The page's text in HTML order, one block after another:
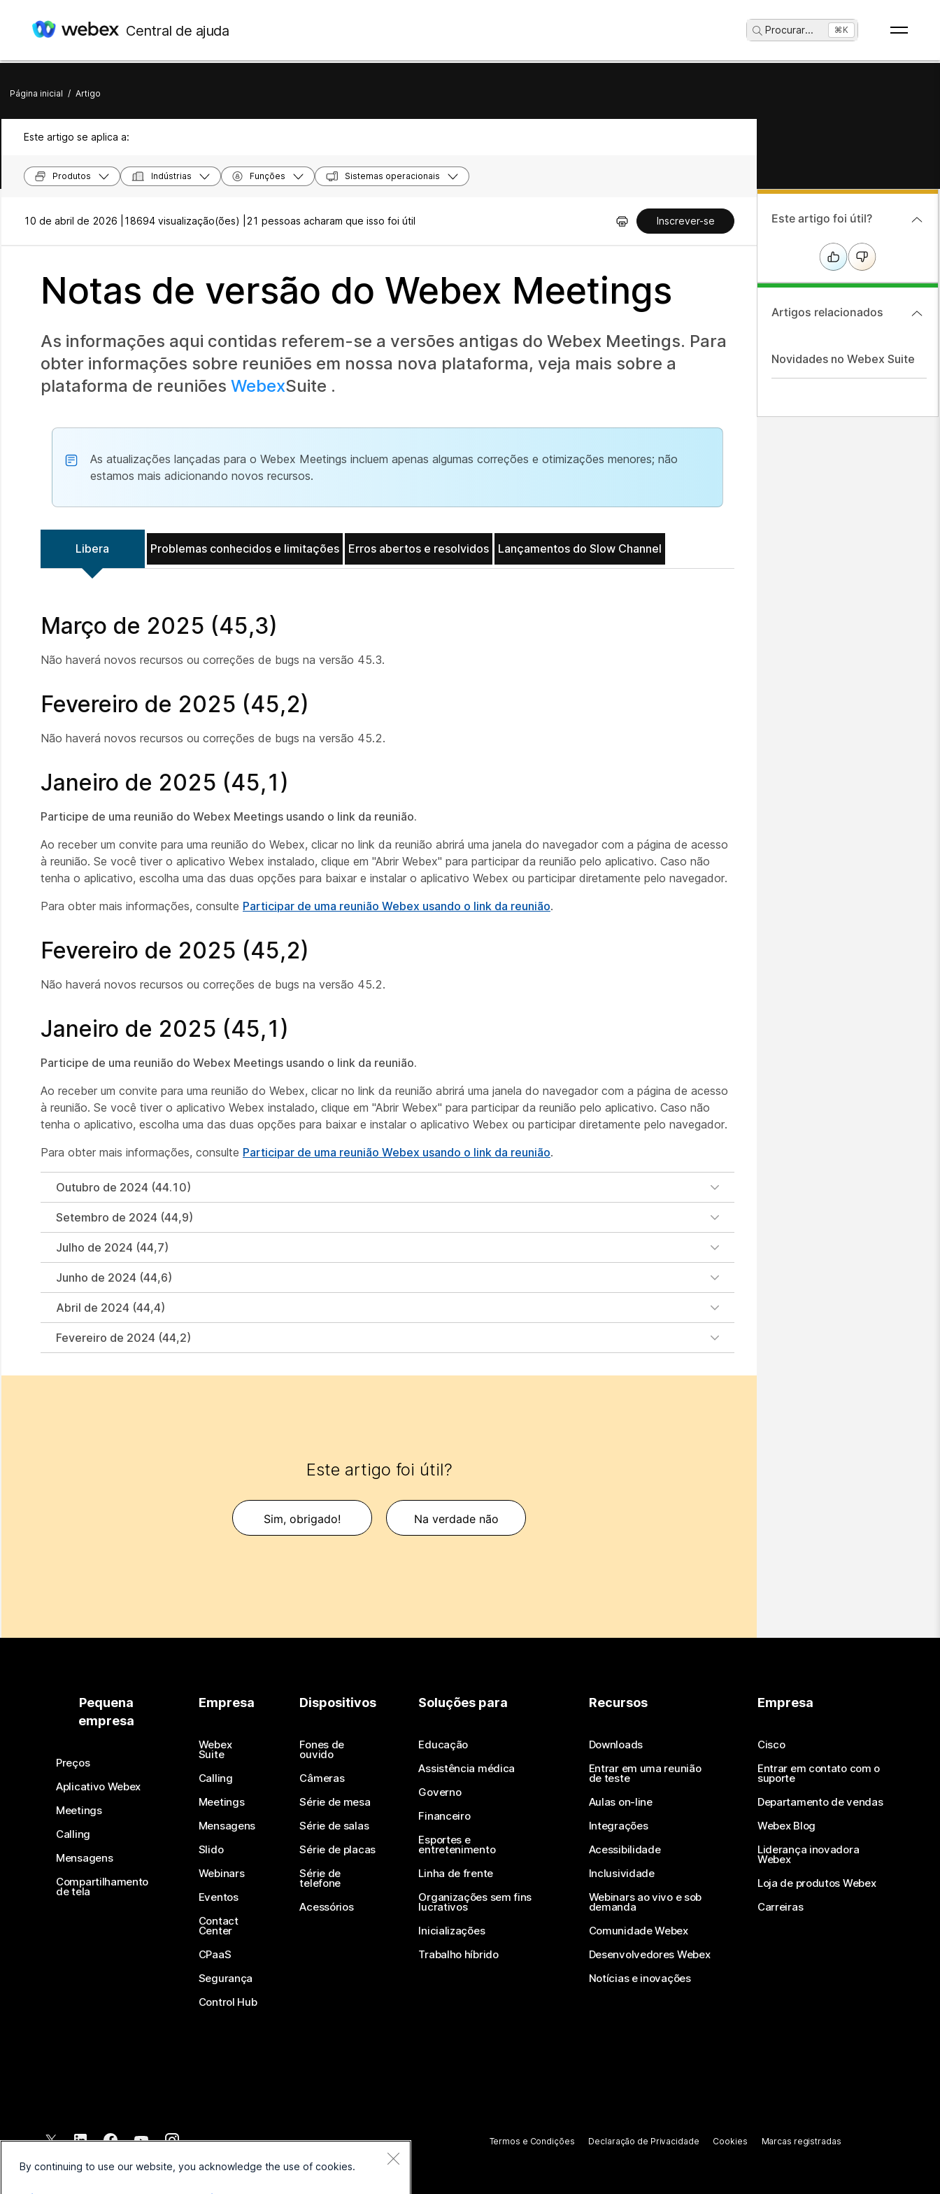
Central de ajuda Procurar... ⌘K
Página inicial / Artigo
Este artigo se aplica a:
Produtos Indústrias Funções Sistemas operacionais
10 de abril de 2026 | 18694 visualização(ões) | 21 pessoas acharam que isso foi útil Inscrever-se
Notas de versão do Webex Meetings
As informações aqui contidas referem-se a versões antigas do Webex Meetings. Para
obter informações sobre reuniões em nossa nova plataforma, veja mais sobre a
plataforma de reuniões WebexSuite .
As atualizações lançadas para o Webex Meetings incluem apenas algumas correções e otimizações menores; não
estamos mais adicionando novos recursos.
Libera Problemas conhecidos e limitações Erros abertos e resolvidos Lançamentos do Slow Channel
Março de 2025 (45,3)
Não haverá novos recursos ou correções de bugs na versão 45.3.
Fevereiro de 2025 (45,2)
Não haverá novos recursos ou correções de bugs na versão 45.2.
Janeiro de 2025 (45,1)
Participe de uma reunião do Webex Meetings usando o link da reunião.
Ao receber um convite para uma reunião do Webex, clicar no link da reunião abrirá uma janela do navegador com a página de acesso
à reunião. Se você tiver o aplicativo Webex instalado, clique em "Abrir Webex" para participar da reunião pelo aplicativo. Caso não
tenha o aplicativo, escolha uma das duas opções para baixar e instalar o aplicativo Webex ou participar diretamente pelo navegador.
Para obter mais informações, consulte Participar de uma reunião Webex usando o link da reunião.
Fevereiro de 2025 (45,2)
Não haverá novos recursos ou correções de bugs na versão 45.2.
Janeiro de 2025 (45,1)
Participe de uma reunião do Webex Meetings usando o link da reunião.
Ao receber um convite para uma reunião do Webex, clicar no link da reunião abrirá uma janela do navegador com a página de acesso
à reunião. Se você tiver o aplicativo Webex instalado, clique em "Abrir Webex" para participar da reunião pelo aplicativo. Caso não
tenha o aplicativo, escolha uma das duas opções para baixar e instalar o aplicativo Webex ou participar diretamente pelo navegador.
Para obter mais informações, consulte Participar de uma reunião Webex usando o link da reunião.
Outubro de 2024 (44.10)
Setembro de 2024 (44,9)
Julho de 2024 (44,7)
Junho de 2024 (44,6)
Abril de 2024 (44,4)
Fevereiro de 2024 (44,2)
Este artigo foi útil?
Sim, obrigado! Na verdade não
Este artigo foi útil?
Artigos relacionados
Novidades no Webex Suite
Pequena
empresa
Preços
Aplicativo Webex
Meetings
Calling
Mensagens
Compartilhamento
de tela
Empresa
Webex
Suite
Calling
Meetings
Mensagens
Slido
Webinars
Eventos
Contact
Center
CPaaS
Segurança
Control Hub
Dispositivos
Fones de
ouvido
Câmeras
Série de mesa
Série de salas
Série de placas
Série de
telefone
Acessórios
Soluções para
Educação
Assistência médica
Governo
Financeiro
Esportes e
entretenimento
Linha de frente
Organizações sem fins
lucrativos
Inicializações
Trabalho híbrido
Recursos
Downloads
Entrar em uma reunião
de teste
Aulas on-line
Integrações
Acessibilidade
Inclusividade
Webinars ao vivo e sob
demanda
Comunidade Webex
Desenvolvedores Webex
Notícias e inovações
Empresa
Cisco
Entrar em contato com o
suporte
Departamento de vendas
Webex Blog
Liderança inovadora
Webex
Loja de produtos Webex
Carreiras
2026 Cisco e/ou suas afiliadas. Todos os direitos reservados.
Termos e Condições Declaração de Privacidade Cookies Marcas registradas
By continuing to use our website, you acknowledge the use of cookies.